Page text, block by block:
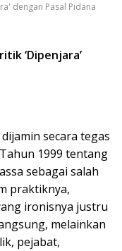
dengan Pasal Pidana
‘Dipenjara’
secara tegas
1999 tentang
sebagai salah
praktiknya,
ironisnya justru
melainkan
pejabat,